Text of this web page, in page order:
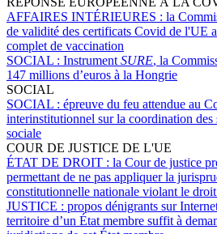
AFFAIRES INTÉRIEURES : la
de validité des certificats Covid de l'UE
complet de vaccination
SOCIAL : Instrument SURE, la
147 millions d’euros à la Hongrie
SOCIAL
SOCIAL : épreuve du feu attendue au
interinstitutionnel sur la coordination des
sociale
COUR DE JUSTICE DE L'UE
ÉTAT DE DROIT : la Cour de justice
permettant de ne pas appliquer la
constitutionnelle nationale violant le
JUSTICE : propos dénigrants sur
territoire d’un État membre suffit à